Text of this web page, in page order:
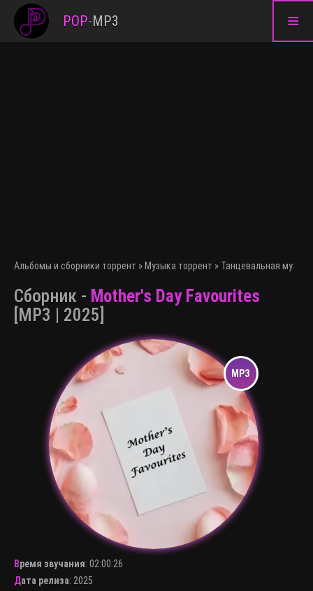
≡
POP-MP3
Альбомы и сборники торрент » Музыка торрент » Танцевальная
Сборник - Mother's Day Favourites
[MP3 | 2025]
Время звучания: 02:00:26
Дата релиза: 2025